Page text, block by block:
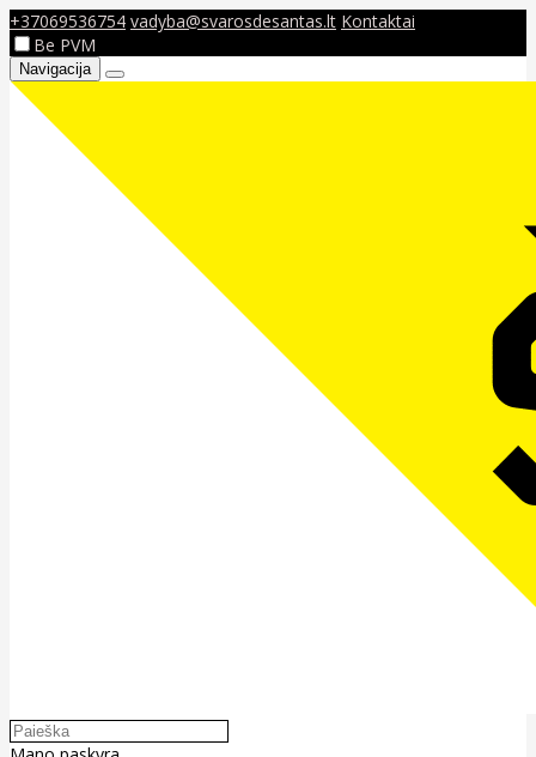
+37069536754 vadyba@svarosdesantas.lt Kontaktai
Be PVM
Navigacija